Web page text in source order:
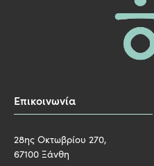
Επικοινωνία
28ης Οκτωβρίου 270,
67100 Ξάνθη